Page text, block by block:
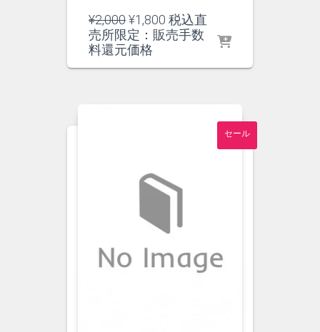
¥2,000元
の
価
¥1,800 現
在
税込直
売所限定：販売手数
料還元価格
セール